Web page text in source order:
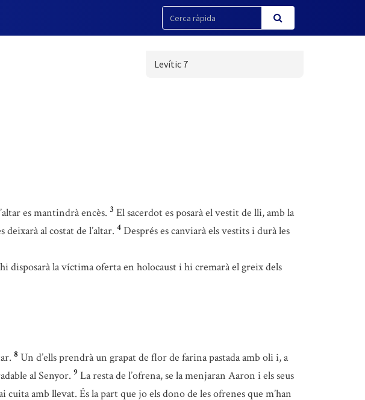
Levític 7
es mantindrà encès. 3 El sacerdot es posarà el vestit de lli, amb la
al costat de l’altar. 4 Després es canviarà els vestits i durà les
disposarà la víctima oferta en holocaust i hi cremarà el greix dels
8 Un d’ells prendrà un grapat de flor de farina pastada amb oli i, a
al Senyor. 9 La resta de l’ofrena, se la menjaran Aaron i els seus
cuita amb llevat. És la part que jo els dono de les ofrenes que m’han